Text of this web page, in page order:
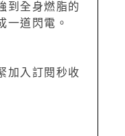
到全身燃脂的
一道閃電。
加入訂閱秒收